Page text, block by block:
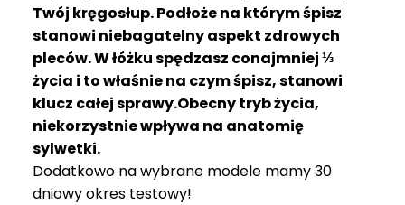
Twój kręgosłup. Podłoże na którym śpisz
stanowi niebagatelny aspekt zdrowych
pleców. W łóżku spędzasz conajmniej ⅓
życia i to właśnie na czym śpisz, stanowi
klucz całej sprawy.Obecny tryb życia,
niekorzystnie wpływa na anatomię
sylwetki.
Dodatkowo na wybrane modele mamy 30
dniowy okres testowy!